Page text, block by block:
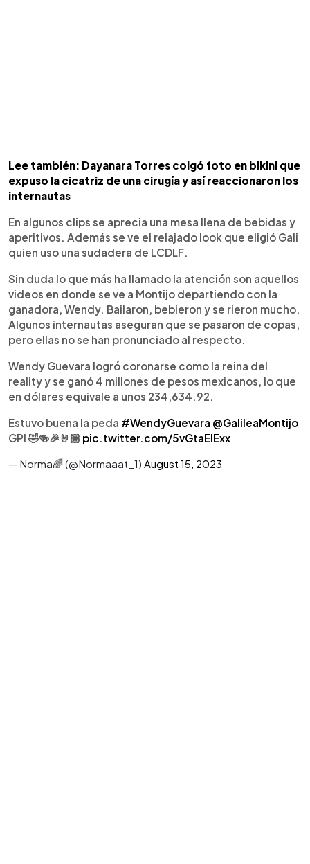
Lee también: Dayanara Torres colgó foto en bikini que
expuso la cicatriz de una cirugía y así reaccionaron los
internautas
En algunos clips se aprecia una mesa llena de bebidas y
aperitivos. Además se ve el relajado look que eligió Gali
quien uso una sudadera de LCDLF.
Sin duda lo que más ha llamado la atención son aquellos
videos en donde se ve a Montijo departiendo con la
ganadora, Wendy. Bailaron, bebieron y se rieron mucho.
Algunos internautas aseguran que se pasaron de copas,
pero ellas no se han pronunciado al respecto.
Wendy Guevara logró coronarse como la reina del
reality y se ganó 4 millones de pesos mexicanos, lo que
en dólares equivale a unos 234,634.92.
Estuvo buena la peda #WendyGuevara @GalileaMontijo
GPI 🤣🍻🎉🤘🏼 pic.twitter.com/5vGtaElExx
— Norma🌈 (@Normaaat_1) August 15, 2023